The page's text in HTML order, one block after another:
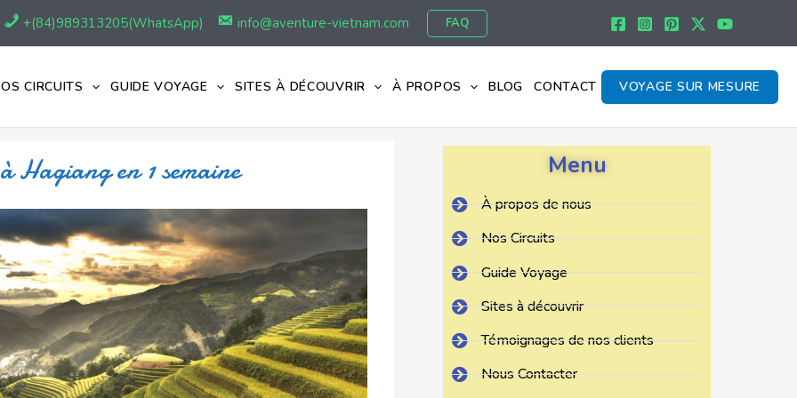
+(84)989313205(WhatsApp) info@aventure-vietnam.com FAQ
CIRCUITS GUIDE VOYAGE SITES À DÉCOUVRIR À PROPOS BLOG CONTACT VOYAGE SUR MESURE
Hagiang en 1 semaine Menu
À propos de nous
Nos Circuits
Guide Voyage
Sites à découvrir
Témoignages de nos clients
Nous Contacter